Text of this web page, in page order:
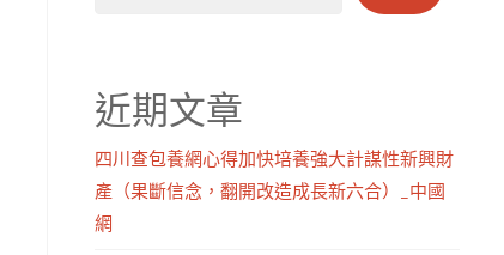
近期文章
四川查包養網心得加快培養強大計謀性新興財
產（果斷信念，翻開改造成長新六合）_中國
網